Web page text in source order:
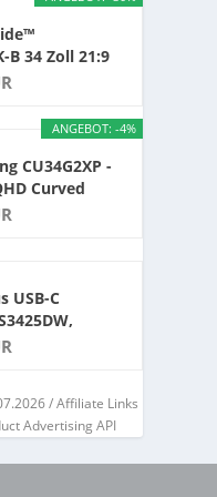
B 34 Zoll 21:9
ANGEBOT: -4%
CU34G2XP -
Curved
USB-C
/ Affiliate Links
Advertising API